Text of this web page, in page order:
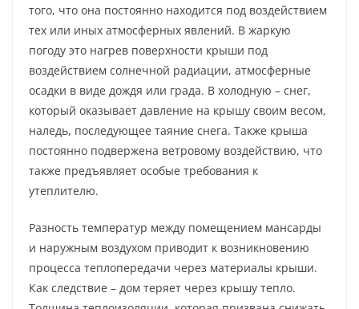
того, что она постоянно находится под воздействием
тех или иных атмосферных явлений. В жаркую
погоду это нагрев поверхности крыши под
воздействием солнечной радиации, атмосферные
осадки в виде дождя или града. В холодную – снег,
который оказывает давление на крышу своим весом,
наледь, последующее таяние снега. Также крыша
постоянно подвержена ветровому воздействию, что
также предъявляет особые требования к
утеплителю.
Разность температур между помещением мансарды
и наружным воздухом приводит к возникновению
процесса теплопередачи через материалы крыши.
Как следствие – дом теряет через крышу тепло.